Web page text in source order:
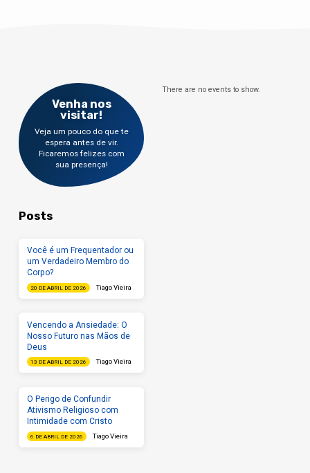
Venha nos
visitar!
Veja um pouco do que te
espera antes de vir.
Ficaremos felizes com
sua presença!
There are no events to show.
Posts
Você é um Frequentador ou
um Verdadeiro Membro do
Corpo?
20 DE ABRIL DE 2026 Tiago Vieira
Vencendo a Ansiedade: O
Nosso Futuro nas Mãos de
Deus
13 DE ABRIL DE 2026 Tiago Vieira
O Perigo de Confundir
Ativismo Religioso com
Intimidade com Cristo
6 DE ABRIL DE 2026 Tiago Vieira